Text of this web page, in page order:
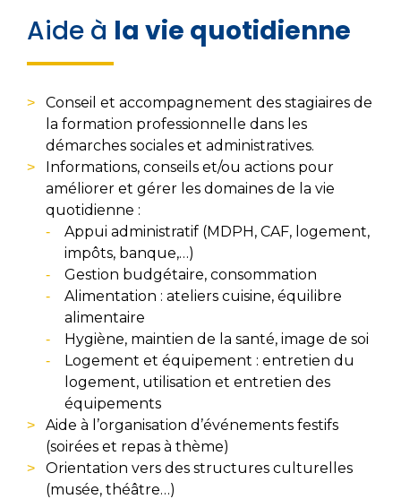
Aide à la vie quotidienne
Conseil et accompagnement des stagiaires de
la formation professionnelle dans les
démarches sociales et administratives.
Informations, conseils et/ou actions pour
améliorer et gérer les domaines de la vie
quotidienne :
Appui administratif (MDPH, CAF, logement,
impôts, banque,…)
Gestion budgétaire, consommation
Alimentation : ateliers cuisine, équilibre
alimentaire
Hygiène, maintien de la santé, image de soi
Logement et équipement : entretien du
logement, utilisation et entretien des
équipements
Aide à l’organisation d’événements festifs
(soirées et repas à thème)
Orientation vers des structures culturelles
(musée, théâtre…)